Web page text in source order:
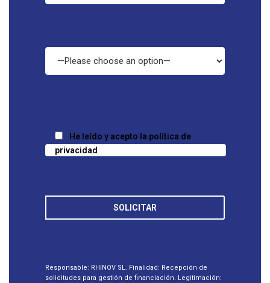
He leído y acepto la política de
privacidad
Responsable: RHINOV SL. Finalidad: Recepción de
solicitudes para gestión de financiación. Legitimación: